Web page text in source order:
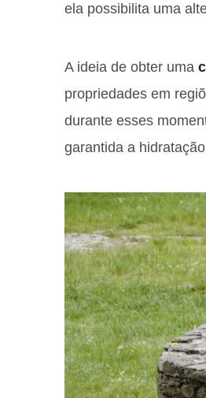
ela possibilita uma
A ideia de obter uma
propriedades em
durante esses
garantida a